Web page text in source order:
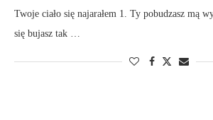
Twoje ciało się najarałem 1. Ty pobudzasz mą
się bujasz tak …